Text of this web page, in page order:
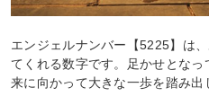
エンジェルナンバー【5225】は
てくれる数字です。足かせとな
来に向かって大きな一歩を踏み出